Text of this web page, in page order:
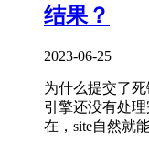
结果？
2023-06-25
为什么提交了
引擎还没有处
在，site自然就